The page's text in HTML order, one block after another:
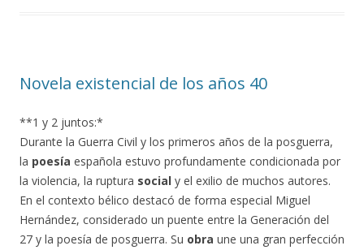
Novela existencial de los años 40
**1 y 2 juntos:*
Durante la Guerra Civil y los primeros años de la posguerra,
la poesía española estuvo profundamente condicionada por
la violencia, la ruptura social y el exilio de muchos autores.
En el contexto bélico destacó de forma especial Miguel
Hernández, considerado un puente entre la Generación del
27 y la poesía de posguerra. Su obra une una gran perfección